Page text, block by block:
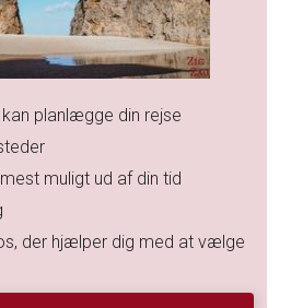
planlægge din rejse
muligt ud af din tid
der hjælper dig med at vælge